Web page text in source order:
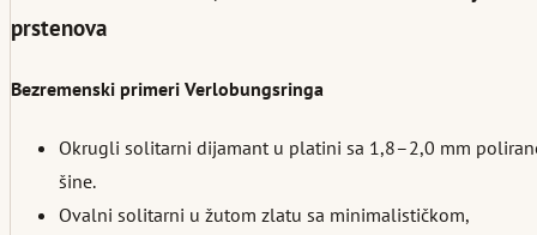
prstenova
Bezremenski primeri Verlobungsringa
Okrugli solitarni dijamant u platini sa 1,8–2,0 mm
šine.
Ovalni solitarni u žutom zlatu sa minimalističkom,